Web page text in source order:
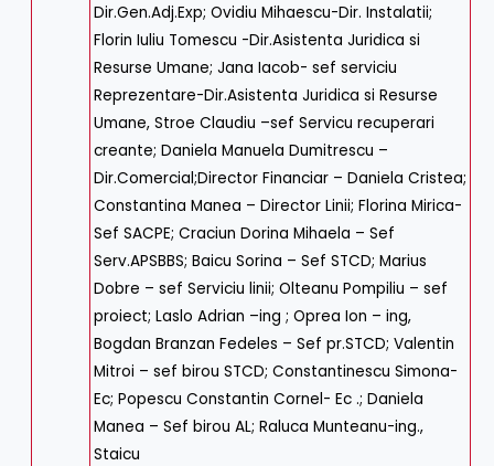
Dir.Gen.Adj.Exp; Ovidiu Mihaescu-Dir. Instalatii;
Florin Iuliu Tomescu -Dir.Asistenta Juridica si
Resurse Umane; Jana Iacob- sef serviciu
Reprezentare-Dir.Asistenta Juridica si Resurse
Umane, Stroe Claudiu –sef Servicu recuperari
creante; Daniela Manuela Dumitrescu –
Dir.Comercial;Director Financiar – Daniela Cristea;
Constantina Manea – Director Linii; Florina Mirica-
Sef SACPE; Craciun Dorina Mihaela – Sef
Serv.APSBBS; Baicu Sorina – Sef STCD; Marius
Dobre – sef Serviciu linii; Olteanu Pompiliu – sef
proiect; Laslo Adrian –ing ; Oprea Ion – ing,
Bogdan Branzan Fedeles – Sef pr.STCD; Valentin
Mitroi – sef birou STCD; Constantinescu Simona-
Ec; Popescu Constantin Cornel- Ec .; Daniela
Manea – Sef birou AL; Raluca Munteanu-ing.,
Staicu